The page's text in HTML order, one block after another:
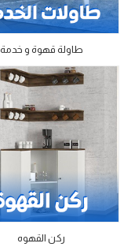
طاولة قهوة و خدمة
ركن القهوه